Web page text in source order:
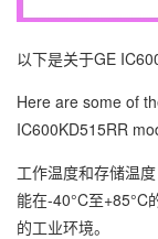
以下是关于GE
Here are some of
IC600KD515RR
工作温度和存储温
能在-40°C至+85°C
的工业环境。